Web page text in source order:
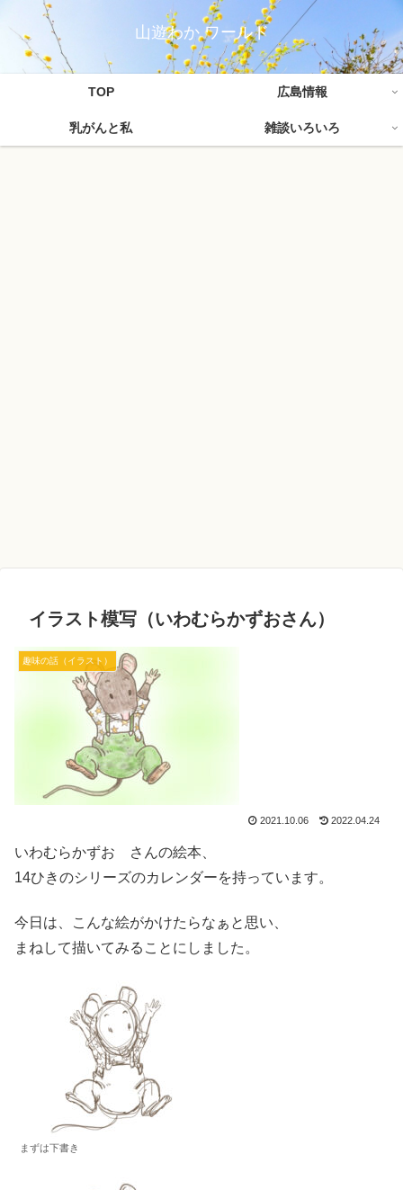
山遊わか ワールド
TOP 広島情報
乳がんと私 雑談いろいろ
イラスト模写（いわむらかずおさん）
趣味の話（イラスト）
2021.10.06 2022.04.24
いわむらかずお さんの絵本、
14ひきのシリーズのカレンダーを持っています。
今日は、こんな絵がかけたらなぁと思い、
まねして描いてみることにしました。
まずは下書き